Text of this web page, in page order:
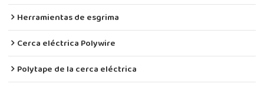
Herramientas de esgrima
Cerca eléctrica Polywire
Polytape de la cerca eléctrica